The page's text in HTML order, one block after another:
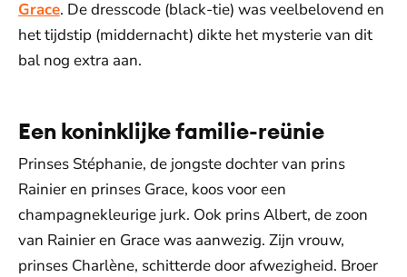
Grace. De dresscode (black-tie) was veelbelovend en
het tijdstip (middernacht) dikte het mysterie van dit
bal nog extra aan.
Een koninklijke familie-reünie
Prinses Stéphanie, de jongste dochter van prins
Rainier en prinses Grace, koos voor een
champagnekleurige jurk. Ook prins Albert, de zoon
van Rainier en Grace was aanwezig. Zijn vrouw,
prinses Charlène, schitterde door afwezigheid. Broer